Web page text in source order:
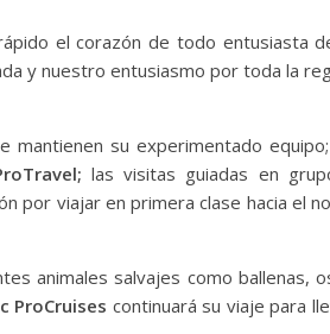
el corazón de todo entusiasta
y nuestro entusiasmo por toda la
mantienen su experimentado
las visitas guiadas en
por viajar en primera clase hacia el
animales salvajes como ballenas,
ProCruises continuará su viaje para